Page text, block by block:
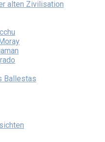
alten Zivilisation
Ballestas